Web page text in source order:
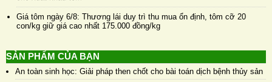
Giá tôm ngày 6/8: Thương lái duy trì thu mua ổn định, tôm cỡ 20
con/kg giữ giá cao nhất 175.000 đồng/kg
SẢN PHẨM CỦA BẠN
An toàn sinh học: Giải pháp then chốt cho bài toán dịch bệnh thủy sản